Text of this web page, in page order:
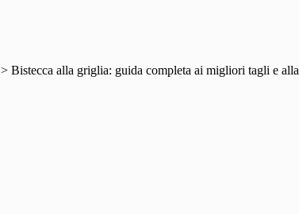
>Bistecca alla griglia: guida completa ai migliori tagli e alla